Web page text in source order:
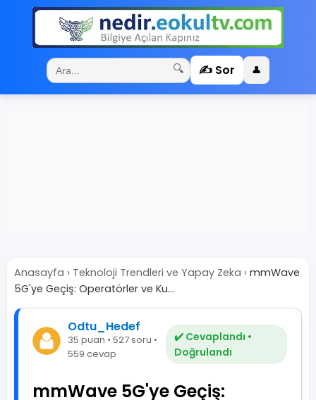
🔍 ✍️ Sor 👤
Anasayfa › Teknoloji Trendleri ve Yapay Zeka › mmWave
5G'ye Geçiş: Operatörler ve Ku...
Odtu_Hedef
35 puan • 527 soru •
559 cevap
✔️ Cevaplandı •
Doğrulandı
mmWave 5G'ye Geçiş: